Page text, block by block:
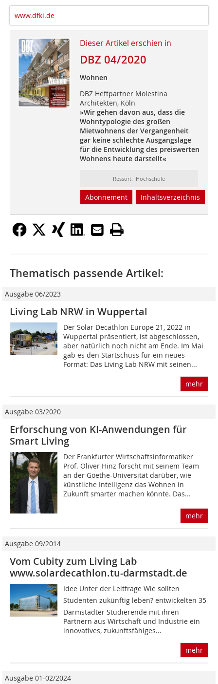
www.dfki.de
Dieser Artikel erschien in
DBZ 04/2020
Wohnen
DBZ Heftpartner Molestina
Architekten, Köln
»Wir gehen davon aus, dass die
Wohntypologie des großen
Mietwohnens der Vergangenheit
gar keine schlechte Ausgangslage
für die Entwicklung des preiswerten
Wohnens heute darstellt«
Ressort: Hochschule
Abonnement Inhaltsverzeichnis
Thematisch passende Artikel:
Ausgabe 06/2023
Living Lab NRW in Wuppertal
Der Solar Decathlon Europe 21, 2022 in
Wuppertal präsentiert, ist abgeschlossen,
aber natürlich noch nicht am Ende. Im Mai
gab es den Startschuss für ein neues
Format: Das Living Lab NRW mit seinen...
mehr
Ausgabe 03/2020
Erforschung von KI-Anwendungen für
Smart Living
Der Frankfurter Wirtschaftsinformatiker
Prof. Oliver Hinz forscht mit seinem Team
an der Goethe-Universität darüber, wie
künstliche Intelligenz das Wohnen in
Zukunft smarter machen könnte. Das...
mehr
Ausgabe 09/2014
Vom Cubity zum Living Lab
www.solardecathlon.tu-darmstadt.de
Idee Unter der Leitfrage Wie sollten
Studenten zukünftig leben? entwickelten 35
Darmstädter Studierende mit ihren
Partnern aus Wirtschaft und Industrie ein
innovatives, zukunftsfähiges...
mehr
Ausgabe 01-02/2024